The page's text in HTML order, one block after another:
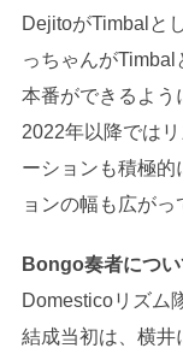
DejitoがTimbalと
っちゃんが
本番ができるよう
2022年以降では
ーションも積極的
ョンの幅も広がっ
Bongo奏者につい
Domesticoリズム
結成当初は、横井